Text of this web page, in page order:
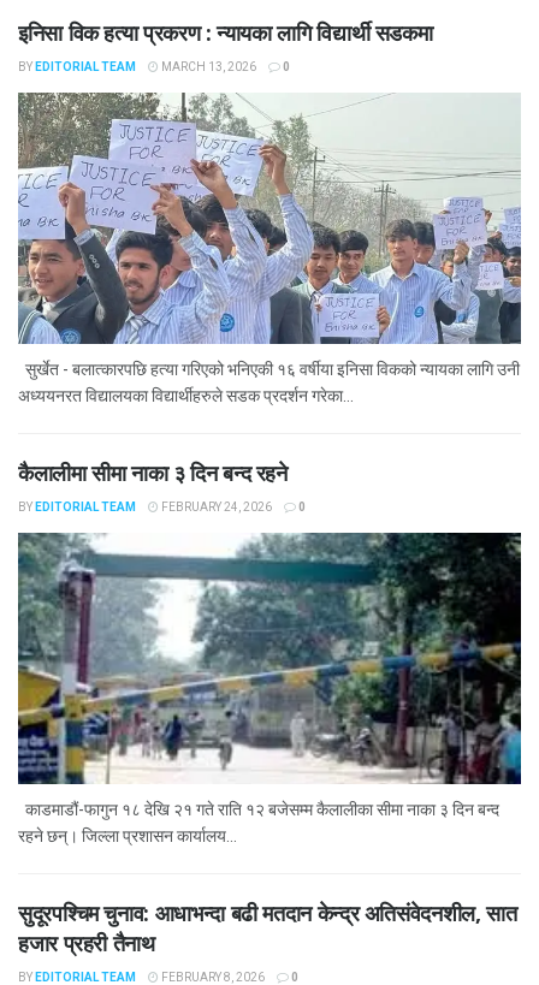
इनिसा विक हत्या प्रकरण : न्यायका लागि विद्यार्थी सडकमा
BY EDITORIAL TEAM MARCH 13, 2026 0
सुर्खेत - बलात्कारपछि हत्या गरिएको भनिएकी १६ वर्षीया इनिसा विकको न्यायका लागि उनी
अध्ययनरत विद्यालयका विद्यार्थीहरुले सडक प्रदर्शन गरेका...
कैलालीमा सीमा नाका ३ दिन बन्द रहने
BY EDITORIAL TEAM FEBRUARY 24, 2026 0
काडमाडौं-फागुन १८ देखि २१ गते राति १२ बजेसम्म कैलालीका सीमा नाका ३ दिन बन्द
रहने छन्। जिल्ला प्रशासन कार्यालय...
सुदूरपश्चिम चुनाव: आधाभन्दा बढी मतदान केन्द्र अतिसंवेदनशील, सात
हजार प्रहरी तैनाथ
BY EDITORIAL TEAM FEBRUARY 8, 2026 0